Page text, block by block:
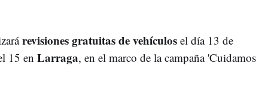
revisiones gratuitas de vehículos el día 13 de
15 en Larraga, en el marco de la campaña 'Cuidamos